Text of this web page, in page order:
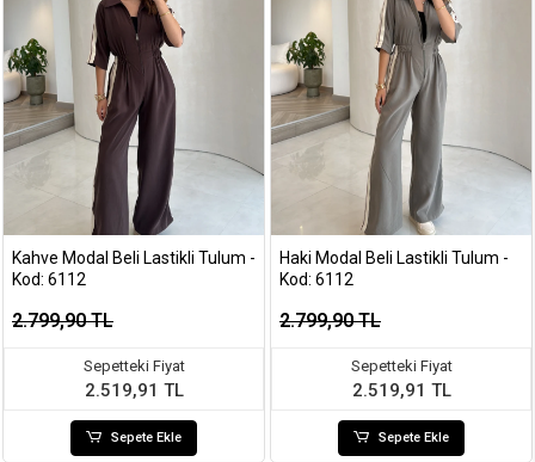
Kahve Modal Beli Lastikli Tulum -
Kod: 6112
2.799,90 TL
Sepetteki Fiyat
2.519,91 TL
Sepete Ekle
Haki Modal Beli Lastikli Tulum -
Kod: 6112
2.799,90 TL
Sepetteki Fiyat
2.519,91 TL
Sepete Ekle